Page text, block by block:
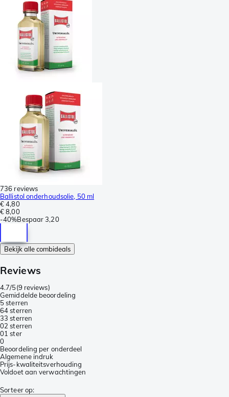
736 reviews
Ballistol onderhoudsolie, 50 ml
€ 4,80
€ 8,00
-40%Bespaar 3,20
Bekijk alle combideals
Reviews
4.7/5(9 reviews)
Gemiddelde beoordeling
5 sterren
64 sterren
33 sterren
02 sterren
01 ster
0
Beoordeling per onderdeel
Algemene indruk
Prijs-kwaliteitsverhouding
Voldoet aan verwachtingen
Sorteer op: